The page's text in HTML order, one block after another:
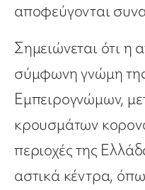
αποφεύγονται
Σημειώνεται ότι
σύμφωνη γνώμη
Εμπειρογνώμων,
κρουσμάτων
περιοχές της
αστικά κέντρα,